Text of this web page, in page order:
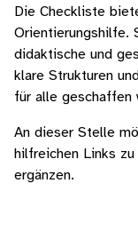
Die Checkliste
Orientierungshilfe.
didaktische und
klare Strukturen
für alle geschaffen
An dieser Stelle
hilfreichen Links
ergänzen.